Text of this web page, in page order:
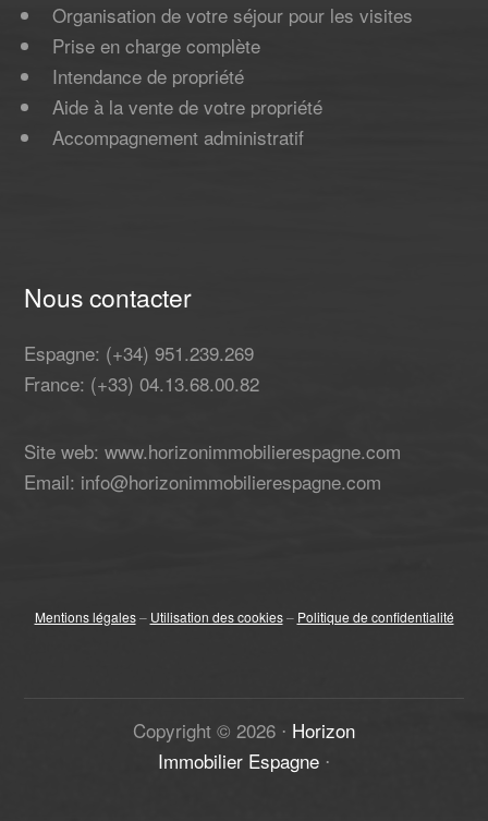
Organisation de votre séjour pour les visites
Prise en charge complète
Intendance de propriété
Aide à la vente de votre propriété
Accompagnement administratif
Nous contacter
Espagne: (+34) 951.239.269
France: (+33) 04.13.68.00.82
Site web: www.horizonimmobilierespagne.com
Email: info@horizonimmobilierespagne.com
Mentions légales– Utilisation des cookies– Politique de confidentialité
Copyright © 2026 ⋅ Horizon
Immobilier Espagne ⋅